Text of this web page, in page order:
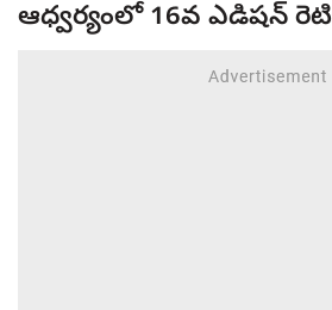
ఆధ్వర్యంలో 16వ ఎడిషన్